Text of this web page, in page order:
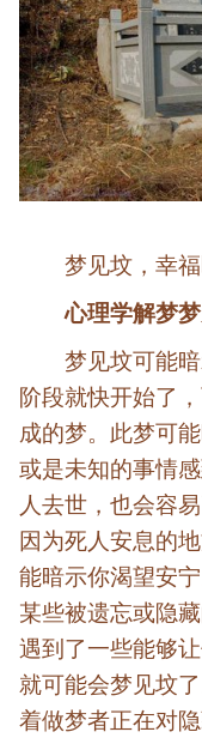
梦见坟，幸福
心理学解梦
梦见坟可能
阶段就快开始了
成的梦。此梦可
或是未知的事情
人去世，也会容
因为死人安息的
能暗示你渴望安
某些被遗忘或隐
遇到了一些能够
就可能会梦见坟
着做梦者正在对